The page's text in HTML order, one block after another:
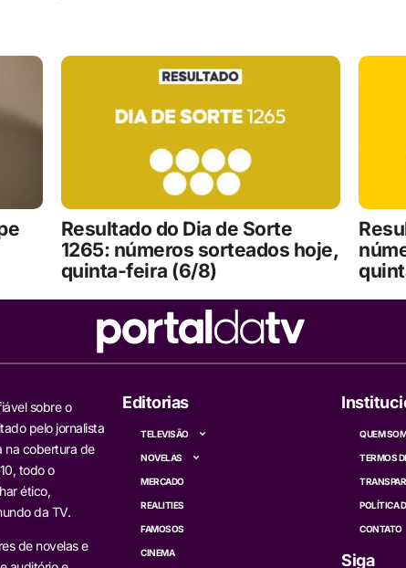
Resultado do Dia de Sorte
1265: números sorteados hoje,
quinta-feira (6/8)
sobre o
pelo jornalista
na cobertura de
todo o
ético,
da TV.
de novelas e
Editorias
TELEVISÃO
NOVELAS
MERCADO
REALITIES
FAMOSOS
CINEMA
QUEM
TERMOS
POLÍTICA
CONTATO
Siga